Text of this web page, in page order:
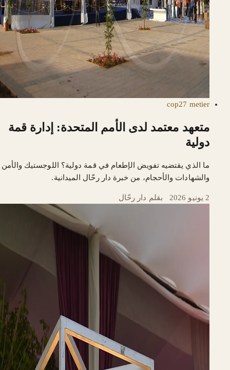
cop27 metier
متعهد معتمد لدى الأمم المتحدة: إدارة قمة
دولية
ما الذي يقتضيه تفويض الإطعام في قمة دولية؟ اللوجستيك والأمن
والشهادات والأحجام، من خبرة دار رحّال الميدانية.
2 يونيو 2026 بقلم دار رحّال